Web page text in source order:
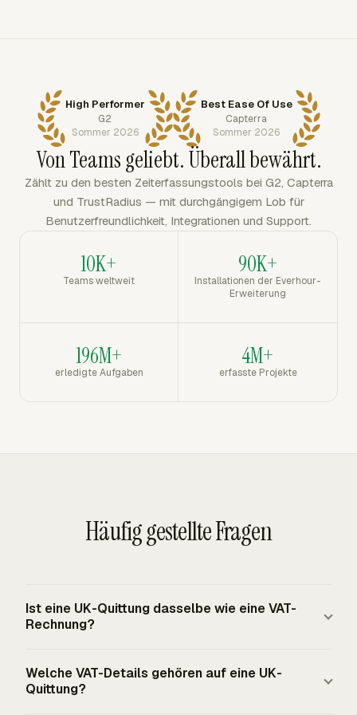
High Performer
G2
Sommer 2026
Best Ease Of Use
Capterra
Sommer 2026
Von Teams geliebt. Überall bewährt.
Zählt zu den besten Zeiterfassungstools bei G2, Capterra
und TrustRadius — mit durchgängigem Lob für
Benutzerfreundlichkeit, Integrationen und Support.
10K+
Teams weltweit
90K+
Installationen der Everhour-
Erweiterung
196M+
erledigte Aufgaben
4M+
erfasste Projekte
Häufig gestellte Fragen
Ist eine UK-Quittung dasselbe wie eine VAT-
Rechnung?
Rechnung die steuerpflichtige Lieferung erfasst und die
erforderlichen VAT-Rechnungsfelder enthalten muss. Ein
Welche VAT-Details gehören auf eine UK-
Quittung?